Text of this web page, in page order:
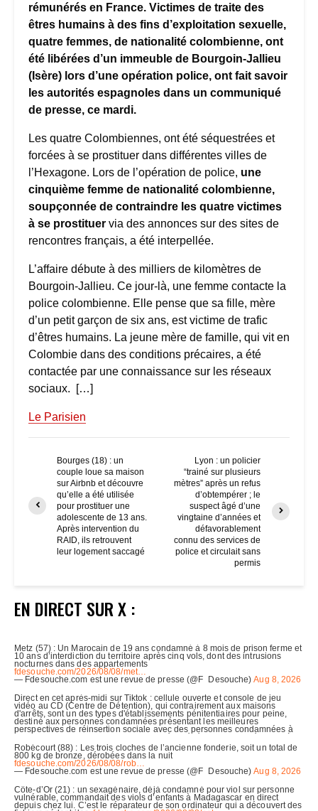
rémunérés en France. Victimes de traite des
êtres humains à des fins d’exploitation sexuelle,
quatre femmes, de nationalité colombienne, ont
été libérées d’un immeuble de Bourgoin-Jallieu
(Isère) lors d’une opération police, ont fait savoir
les autorités espagnoles dans un communiqué
de presse, ce mardi.
Les quatre Colombiennes, ont été séquestrées et
forcées à se prostituer dans différentes villes de
l’Hexagone. Lors de l’opération de police, une
cinquième femme de nationalité colombienne,
soupçonnée de contraindre les quatre victimes
à se prostituer via des annonces sur des sites de
rencontres français, a été interpellée.
L’affaire débute à des milliers de kilomètres de
Bourgoin-Jallieu. Ce jour-là, une femme contacte la
police colombienne. Elle pense que sa fille, mère
d’un petit garçon de six ans, est victime de trafic
d’êtres humains. La jeune mère de famille, qui vit en
Colombie dans des conditions précaires, a été
contactée par une connaissance sur les réseaux
sociaux. […]
Le Parisien
Bourges (18) : un
couple loue sa maison
sur Airbnb et découvre
qu’elle a été utilisée
pour prostituer une
adolescente de 13 ans.
Après intervention du
RAID, ils retrouvent
leur logement saccagé
Lyon : un policier
“trainé sur plusieurs
mètres” après un refus
d’obtempérer ; le
suspect âgé d’une
vingtaine d’années et
défavorablement
connu des services de
police et circulait sans
permis
EN DIRECT SUR X :